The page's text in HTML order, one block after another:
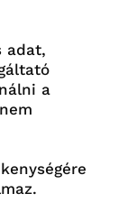
adat,
a